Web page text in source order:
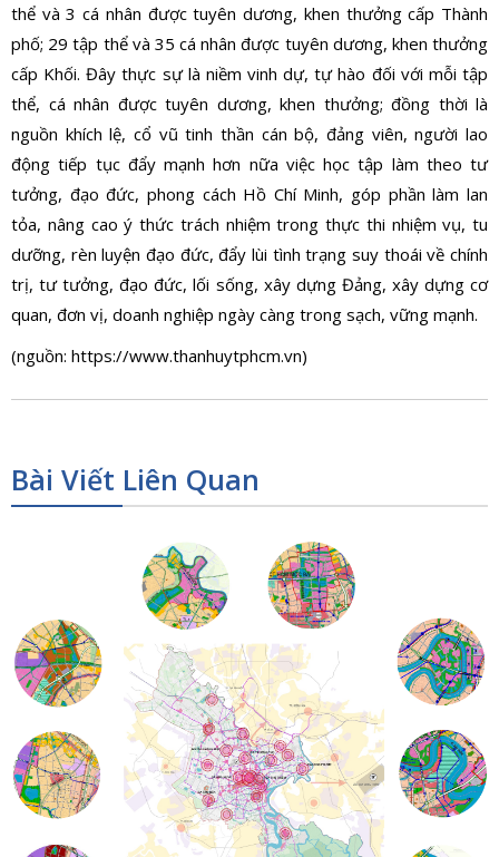
thể và 3 cá nhân được tuyên dương, khen thưởng cấp Thành
phố; 29 tập thể và 35 cá nhân được tuyên dương, khen thưởng
cấp Khối. Đây thực sự là niềm vinh dự, tự hào đối với mỗi tập
thể, cá nhân được tuyên dương, khen thưởng; đồng thời là
nguồn khích lệ, cổ vũ tinh thần cán bộ, đảng viên, người lao
động tiếp tục đẩy mạnh hơn nữa việc học tập làm theo tư
tưởng, đạo đức, phong cách Hồ Chí Minh, góp phần làm lan
tỏa, nâng cao ý thức trách nhiệm trong thực thi nhiệm vụ, tu
dưỡng, rèn luyện đạo đức, đẩy lùi tình trạng suy thoái về chính
trị, tư tưởng, đạo đức, lối sống, xây dựng Đảng, xây dựng cơ
quan, đơn vị, doanh nghiệp ngày càng trong sạch, vững mạnh.
(nguồn: https://www.thanhuytphcm.vn)
Bài Viết Liên Quan